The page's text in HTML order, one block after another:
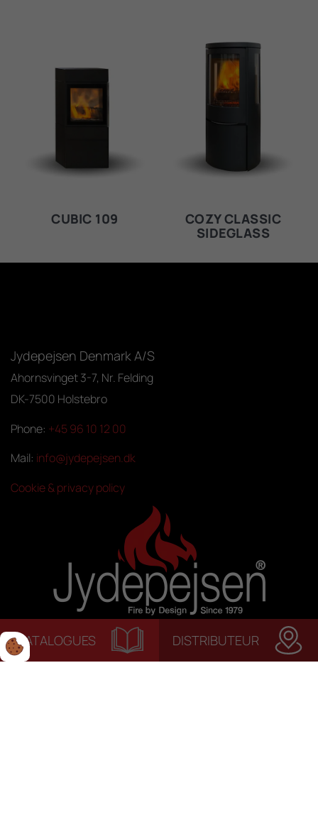
CATALOGUES DISTRIBUTEUR
CUBIC 109
COZY CLASSIC
SIDEGLASS
Jydepejsen Denmark A/S
Ahornsvinget 3-7, Nr. Felding
DK-7500 Holstebro
Phone: +45 96 10 12 00
Mail: info@jydepejsen.dk
Cookie & privacy policy